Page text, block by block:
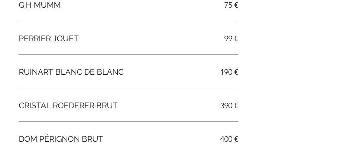
G.H MUMM 75 €
PERRIER JOUET 99 €
RUINART BLANC DE BLANC 190 €
CRISTAL ROEDERER BRUT 390 €
DOM PÉRIGNON BRUT 400 €